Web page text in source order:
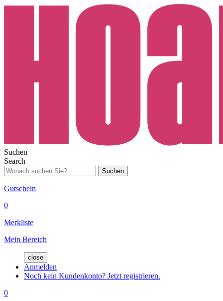
Suchen
Search
Suchen
Gutschein
0
Merkliste
Mein Bereich
close
Anmelden
Noch kein Kundenkonto? Jetzt registrieren.
0